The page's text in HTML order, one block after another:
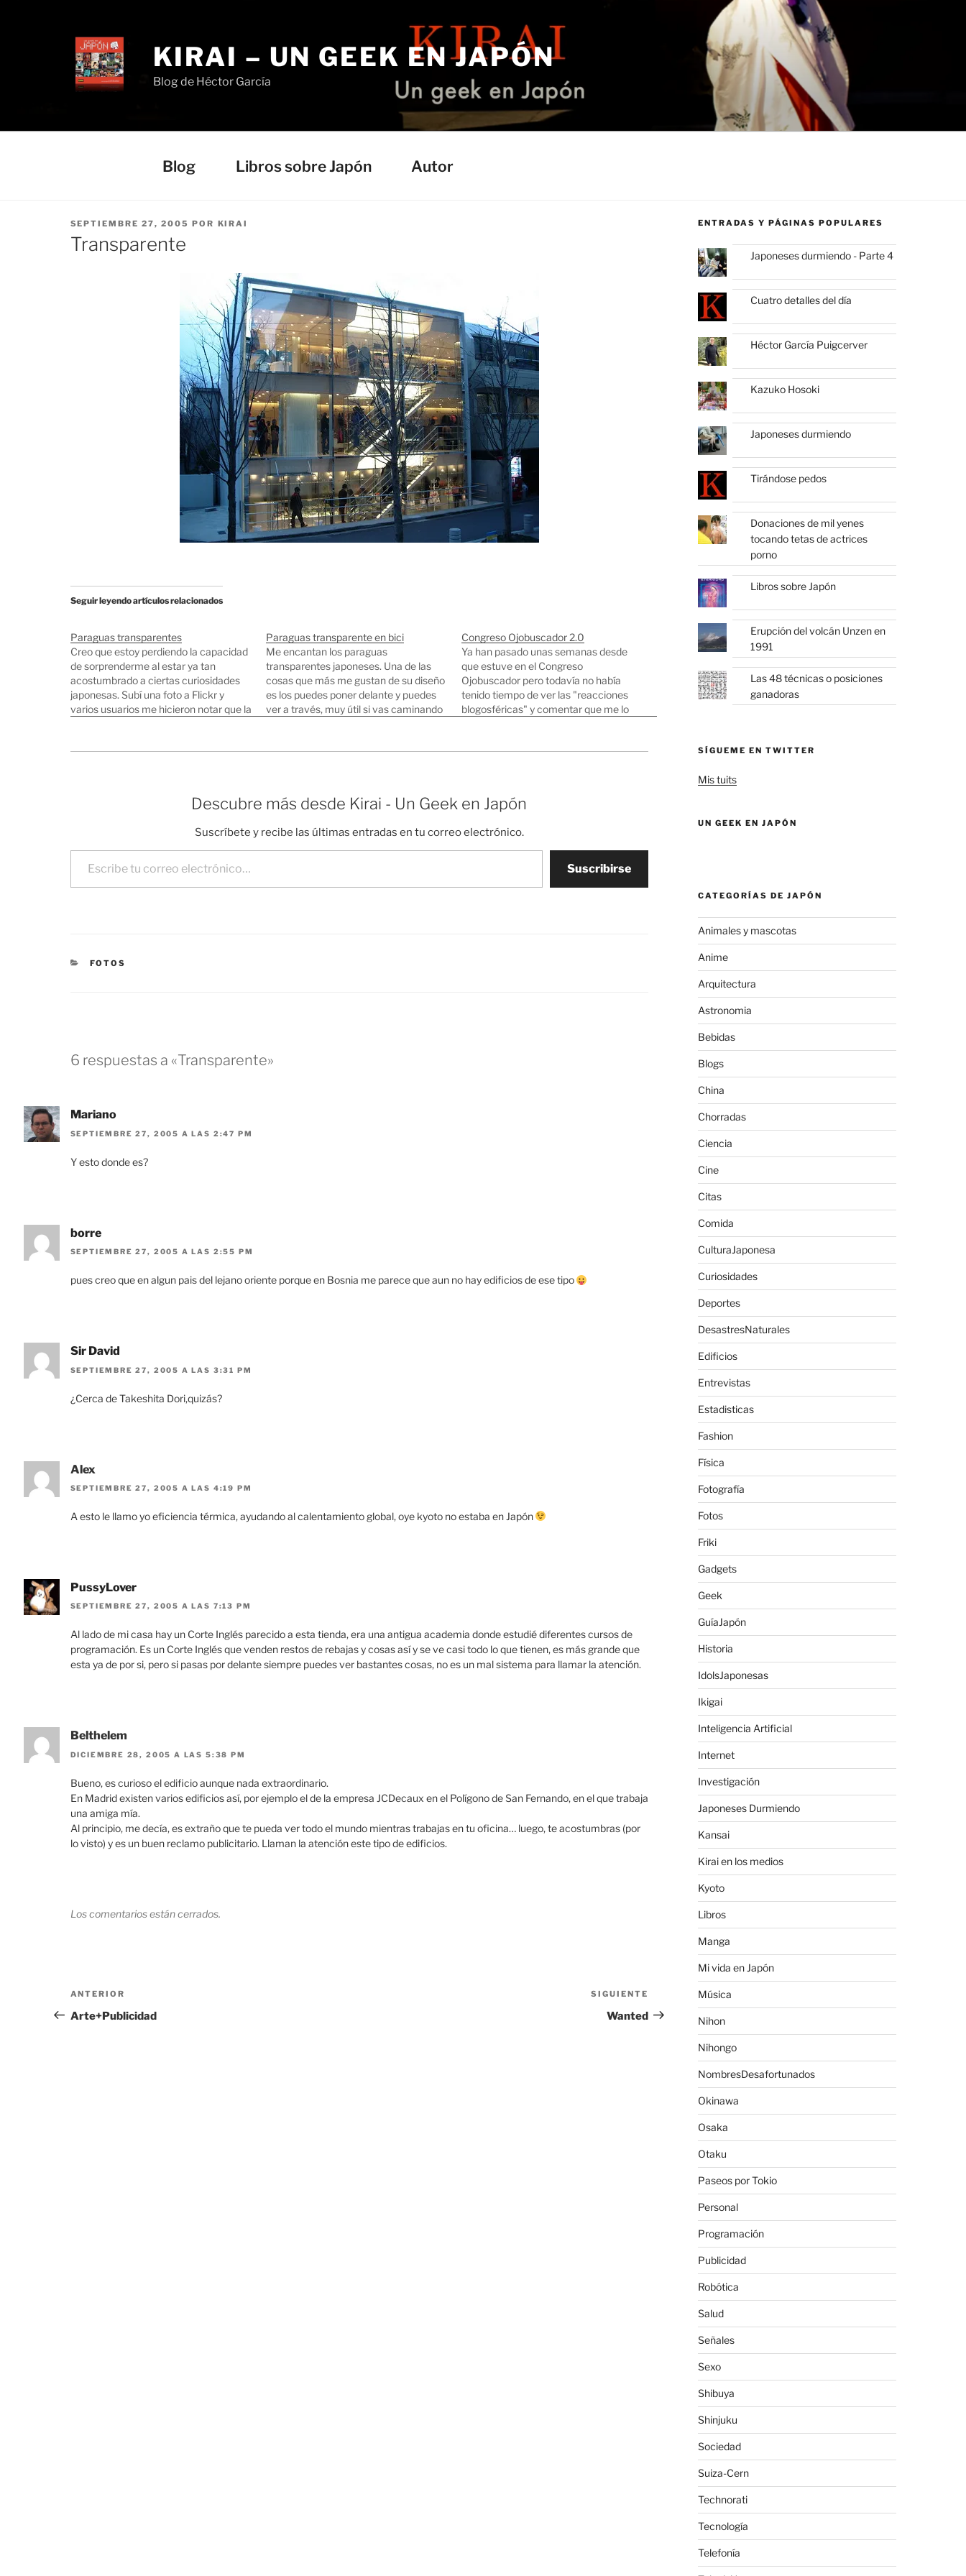
KIRAI – UN GEEK EN JAPÓN
Blog de Héctor García
Blog Libros sobre Japón Autor
PUBLICADO
EL
SEPTIEMBRE 27, 2005 POR KIRAI
Transparente
Seguir leyendo artículos relacionados
Paraguas transparentes
Creo que estoy perdiendo la capacidad
de sorprenderme al estar ya tan
acostumbrado a ciertas curiosidades
japonesas. Subí una foto a Flickr y
varios usuarios me hicieron notar que la
paraguas que no es transparente es el…
Paraguas transparente en bici
Me encantan los paraguas
transparentes japoneses. Una de las
cosas que más me gustan de su diseño
es los puedes poner delante y puedes
ver a través, muy útil si vas caminando
¿No os ha pasado…
Congreso Ojobuscador 2.0
Ya han pasado unas semanas desde
que estuve en el Congreso
Ojobuscador pero todavía no había
tenido tiempo de ver las "reacciones
blogosféricas" y comentar que me lo
los que me hicieron compañía, a los
Descubre más desde Kirai - Un Geek en Japón
Suscríbete y recibe las últimas entradas en tu correo electrónico.
Escribe tu correo electrónico…
Suscribirse
CATEGORÍAS
FOTOS
6 respuestas a «Transparente»
Mariano
SEPTIEMBRE 27, 2005 A LAS 2:47 PM
Y esto donde es?
borre
SEPTIEMBRE 27, 2005 A LAS 2:55 PM
pues creo que en algun pais del lejano oriente porque en Bosnia me parece que aun no hay edificios de ese tipo
Sir David
SEPTIEMBRE 27, 2005 A LAS 3:31 PM
¿Cerca de Takeshita Dori,quizás?
Alex
SEPTIEMBRE 27, 2005 A LAS 4:19 PM
A esto le llamo yo eficiencia térmica, ayudando al calentamiento global, oye kyoto no estaba en Japón
PussyLover
SEPTIEMBRE 27, 2005 A LAS 7:13 PM
Al lado de mi casa hay un Corte Inglés parecido a esta tienda, era una antigua academia donde estudié diferentes cursos de
programación. Es un Corte Inglés que venden restos de rebajas y cosas así y se ve casi todo lo que tienen, es más grande que
esta ya de por si, pero si pasas por delante siempre puedes ver bastantes cosas, no es un mal sistema para llamar la atención.
Belthelem
DICIEMBRE 28, 2005 A LAS 5:38 PM
Bueno, es curioso el edificio aunque nada extraordinario.
En Madrid existen varios edificios así, por ejemplo el de la empresa JCDecaux en el Polígono de San Fernando, en el que trabaja
una amiga mía.
Al principio, me decía, es extraño que te pueda ver todo el mundo mientras trabajas en tu oficina… luego, te acostumbras (por
lo visto) y es un buen reclamo publicitario. Llaman la atención este tipo de edificios.
Los comentarios están cerrados.
Navegación
de
Entrada
anterior:
ANTERIOR
Arte+Publicidad
Siguiente
entrada
SIGUIENTE
Wanted
ENTRADAS Y PÁGINAS POPULARES
Japoneses durmiendo - Parte 4
Cuatro detalles del día
Héctor García Puigcerver
Kazuko Hosoki
Japoneses durmiendo
Tirándose pedos
Donaciones de mil yenes
tocando tetas de actrices
porno
Libros sobre Japón
Erupción del volcán Unzen en
1991
Las 48 técnicas o posiciones
ganadoras
SÍGUEME EN TWITTER
Mis tuits
UN GEEK EN JAPÓN
CATEGORÍAS DE JAPÓN
Animales y mascotas
Anime
Arquitectura
Astronomia
Bebidas
Blogs
China
Chorradas
Ciencia
Cine
Citas
Comida
CulturaJaponesa
Curiosidades
Deportes
DesastresNaturales
Edificios
Entrevistas
Estadisticas
Fashion
Física
Fotografía
Fotos
Friki
Gadgets
Geek
GuíaJapón
Historia
IdolsJaponesas
Ikigai
Inteligencia Artificial
Internet
Investigación
Japoneses Durmiendo
Kansai
Kirai en los medios
Kyoto
Libros
Manga
Mi vida en Japón
Música
Nihon
Nihongo
NombresDesafortunados
Okinawa
Osaka
Otaku
Paseos por Tokio
Personal
Programación
Publicidad
Robótica
Salud
Señales
Sexo
Shibuya
Shinjuku
Sociedad
Suiza-Cern
Technorati
Tecnología
Telefonía